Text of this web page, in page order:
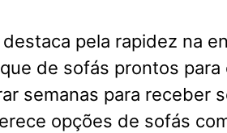
pela rapidez na
de sofás prontos para
semanas para receber
opções de sofás